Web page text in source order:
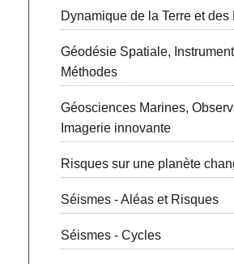
Dynamique de la Terre et des
Géodésie Spatiale,
Méthodes
Géosciences Marines,
Imagerie innovante
Risques sur une planète
Séismes - Aléas et Risques
Séismes - Cycles